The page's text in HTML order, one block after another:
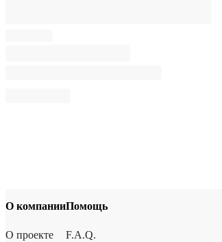
О компании
О проекте
Помощь
F.A.Q.